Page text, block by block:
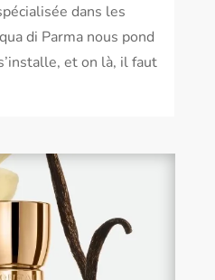
dans les
di Parma nous pond
et on là, il faut